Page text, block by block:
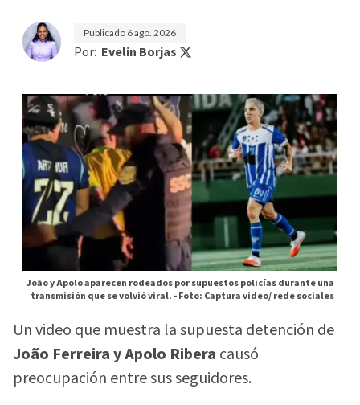
Publicado 6 ago. 2026
Por: Evelin Borjas
João y Apolo aparecen rodeados por supuestos policías durante una
transmisión que se volvió viral. -Foto: Captura video/ rede sociales
Un video que muestra la supuesta detención de
João Ferreira y Apolo Ribera causó
preocupación entre sus seguidores.